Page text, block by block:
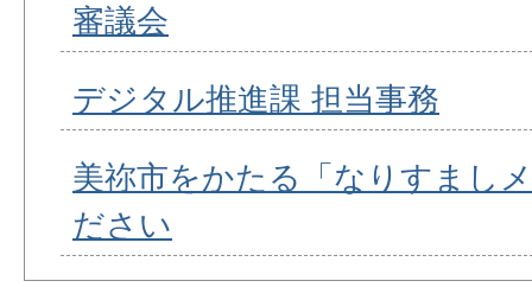
審議会
デジタル推進課 担当事務
美祢市をかたる「なりすまし
ださい